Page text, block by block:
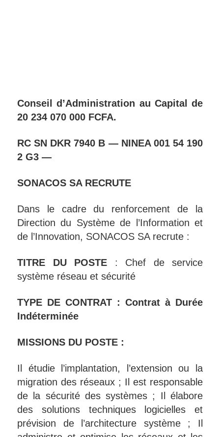
Conseil d’Administration au Capital de
20 234 070 000 FCFA.
RC SN DKR 7940 B — NINEA 001 54 190
2 G3 —
SONACOS SA RECRUTE
Dans le cadre du renforcement de la
Direction du Système de l’Information et
de l’Innovation, SONACOS SA recrute :
TITRE DU POSTE : Chef de service
système réseau et sécurité
TYPE DE CONTRAT : Contrat à Durée
Indéterminée
MISSIONS DU POSTE :
Il étudie l’implantation, l’extension ou la
migration des réseaux ; Il est responsable
de la sécurité des systèmes ; Il élabore
des solutions techniques logicielles et
prévision de l’architecture système ; Il